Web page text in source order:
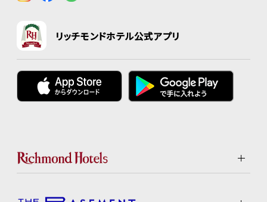
リッチモンドホテル公式アプリ